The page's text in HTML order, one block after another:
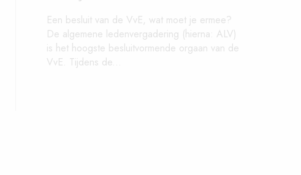
Een besluit van de VvE, wat moet je ermee?
De algemene ledenvergadering (hierna: ALV)
is het hoogste besluitvormende orgaan van de
VvE. Tijdens de...